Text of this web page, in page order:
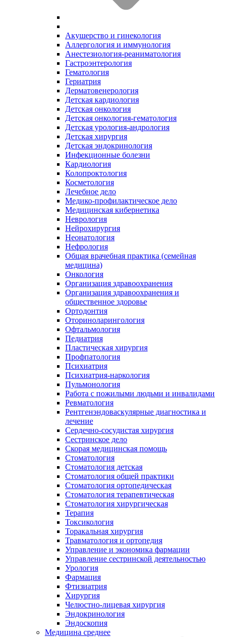
Акушерство и гинекология
Аллергология и иммунология
Анестезиология-реаниматология
Гастроэнтерология
Гематология
Гериатрия
Дерматовенерология
Детская кардиология
Детская онкология
Детская онкология-гематология
Детская урология-андрология
Детская хирургия
Детская эндокринология
Инфекционные болезни
Кардиология
Колопроктология
Косметология
Лечебное дело
Медико-профилактическое дело
Медицинская кибернетика
Неврология
Нейрохирургия
Неонатология
Нефрология
Общая врачебная практика (семейная
медицина)
Онкология
Организация здравоохранения
Организация здравоохранения и
общественное здоровье
Ортодонтия
Оториноларингология
Офтальмология
Педиатрия
Пластическая хирургия
Профпатология
Психиатрия
Психиатрия-наркология
Пульмонология
Работа с пожилыми людьми и инвалидами
Ревматология
Рентгенэндоваскулярные диагностика и
лечение
Сердечно-сосудистая хирургия
Сестринское дело
Скорая медицинская помощь
Стоматология
Стоматология детская
Стоматология общей практики
Стоматология ортопедическая
Стоматология терапевтическая
Стоматология хирургическая
Терапия
Токсикология
Торакальная хирургия
Травматология и ортопедия
Управление и экономика фармации
Управление сестринской деятельностью
Урология
Фармация
Фтизиатрия
Хирургия
Челюстно-лицевая хирургия
Эндокринология
Эндоскопия
Медицина среднее